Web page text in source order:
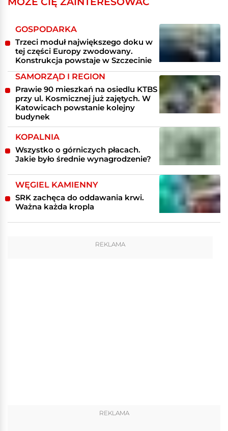
GOSPODARKA
Trzeci moduł największego doku w
tej części Europy zwodowany.
Konstrukcja powstaje w Szczecinie
SAMORZĄD I REGION
Prawie 90 mieszkań na osiedlu KTBS
przy ul. Kosmicznej już zajętych. W
Katowicach powstanie kolejny
budynek
KOPALNIA
Wszystko o górniczych płacach.
Jakie było średnie wynagrodzenie?
WĘGIEL KAMIENNY
SRK zachęca do oddawania krwi.
Ważna każda kropla
REKLAMA
REKLAMA